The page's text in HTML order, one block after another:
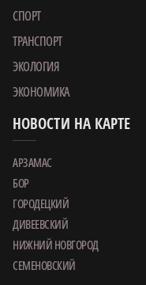
СПОРТ
ТРАНСПОРТ
ЭКОЛОГИЯ
ЭКОНОМИКА
НОВОСТИ НА КАРТЕ
АРЗАМАС
БОР
ГОРОДЕЦКИЙ
ДИВЕЕВСКИЙ
НИЖНИЙ НОВГОРОД
СЕМЕНОВСКИЙ